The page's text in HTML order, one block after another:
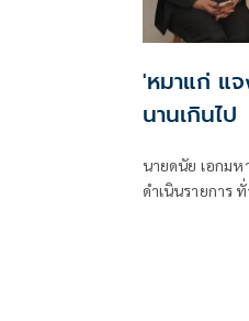
'หมาแก่ แ
นานเกินไป
นายดนัย เอกม
ดำเนินรายการ